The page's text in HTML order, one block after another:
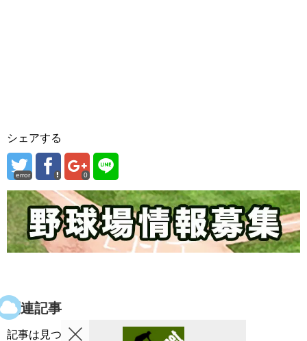
シェアする
error 0
関連記事
記事は見つかりませんでした。